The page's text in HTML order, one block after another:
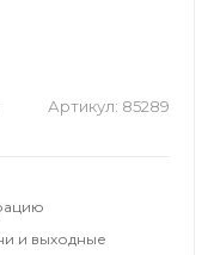
Артикул: 85289
и выходные